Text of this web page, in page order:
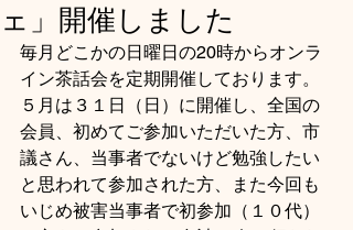
ェ」開催しました
毎月どこかの日曜日の20時からオンラ
イン茶話会を定期開催しております。
５月は３１日（日）に開催し、全国の
会員、初めてご参加いただいた方、市
議さん、当事者でないけど勉強したい
と思われて参加された方、また今回も
いじめ被害当事者で初参加（１０代）